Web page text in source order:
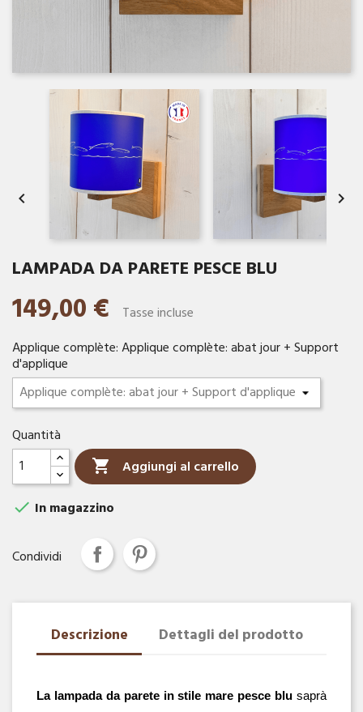
 
LAMPADA DA PARETE PESCE BLU
149,00 €
Tasse incluse
Applique complète: Applique complète: abat jour + Support
d'applique
Quantità
 Aggiungi al carrello
 In magazzino
Condividi
Descrizione Dettagli del prodotto
La lampada da parete in stile mare pesce blu saprà